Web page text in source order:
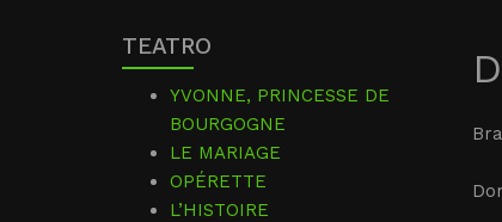
TEATRO
YVONNE, PRINCESSE DE
BOURGOGNE
LE MARIAGE
OPÉRETTE
L’HISTOIRE